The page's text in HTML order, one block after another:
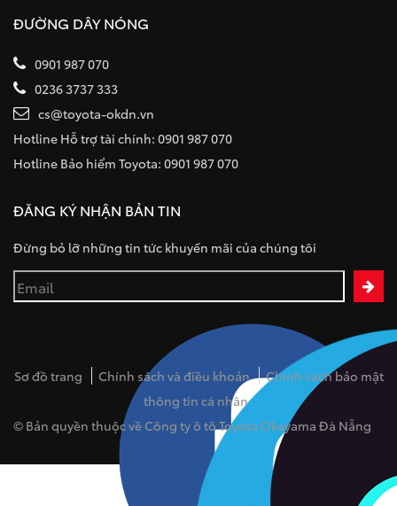
ĐƯỜNG DÂY NÓNG
0901 987 070
0236 3737 333
cs@toyota-okdn.vn
Hotline Hỗ trợ tài chính: 0901 987 070
Hotline Bảo hiểm Toyota: 0901 987 070
ĐĂNG KÝ NHẬN BẢN TIN
Đừng bỏ lỡ những tin tức khuyến mãi của chúng tôi
Sơ đồ trang Chính sách và điều khoản
Chính sách bảo mật
thông tin cá nhân
© Bản quyền thuộc về Công ty ô tô Toyota Okayama Đà Nẵng